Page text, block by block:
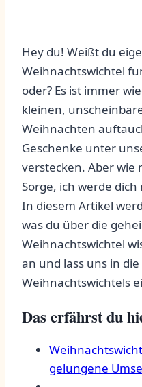
Hey du!​ Weißt du
Weihnachtswichtel
⁢oder? Es ⁣ist immer
kleinen,
Weihnachten
Geschenke unter
verstecken. Aber wie
Sorge, ich werde
In diesem Artikel
was‍ du über die
Weihnachtswichtel
an und ⁣lass uns in
Weihnachtswichtels‌
Das ‌erfährst ⁣du
gelungene